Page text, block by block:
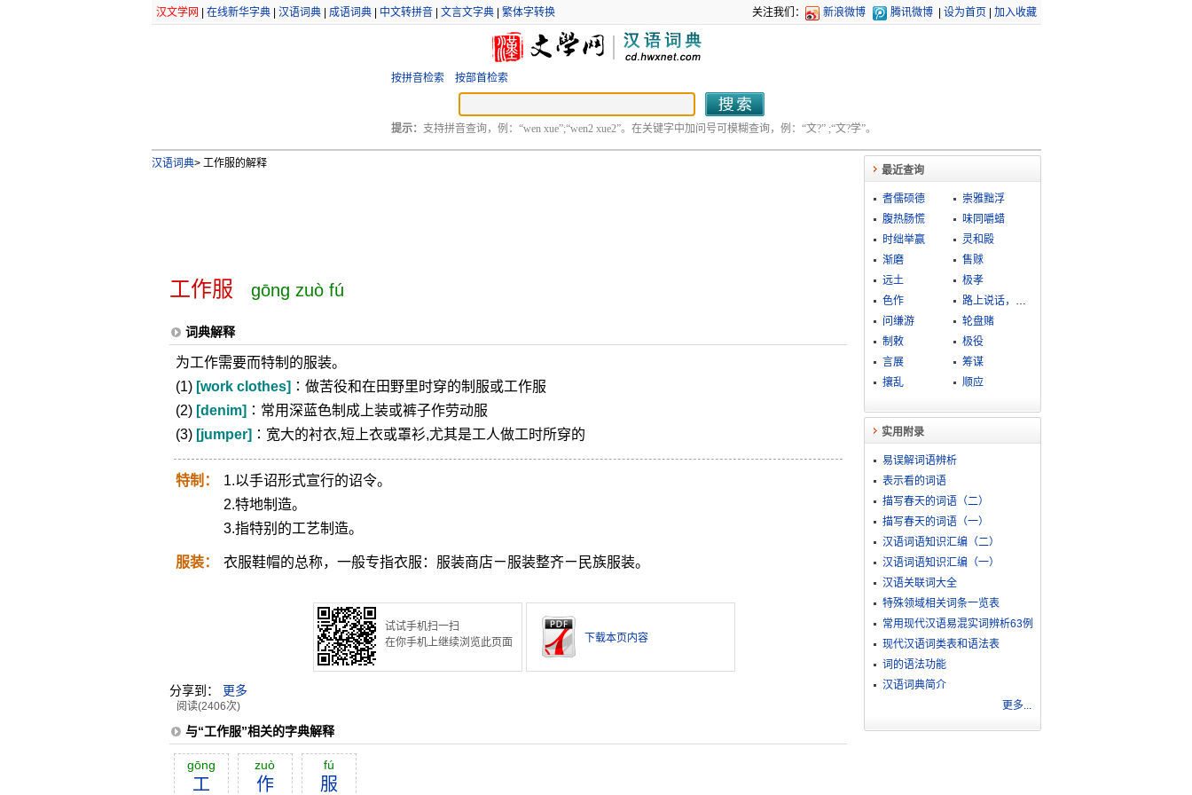
汉文学网 在线新华字典| 汉语词典| 成语词典| 中文转拼音| 文言文字典| 繁体字转换 关注我们： 新浪微博 腾讯微博 设为首页 加入收藏
按拼音检索 按部首检索
提示： 支持拼音查询，例：“wen xue”;“wen2 xue2”。在关键字中加问号可模糊查询，例：“文?” ;“文?学”。
汉语词典>工作服的解释
工作服 gōng zuò fú
词典解释
为工作需要而特制的服装。
(1) [work clothes] ∶做苦役和在田野里时穿的制服或工作服
(2) [denim] ∶常用深蓝色制成上装或裤子作劳动服
(3) [jumper] ∶宽大的衬衣,短上衣或罩衫,尤其是工人做工时所穿的
特制：
1.以手诏形式宣行的诏令。
2.特地制造。
3.指特别的工艺制造。
服装： 衣服鞋帽的总称，一般专指衣服：服装商店ㄧ服装整齐ㄧ民族服装。
试试手机扫一扫
在你手机上继续浏览此页面
下载本页内容
分享到： 更多
阅读(2406次)
与“工作服”相关的字典解释
gōng
工
zuò
作
fú
服
最近查询
耆儒硕德
崇雅黜浮
腹热肠慌
味同嚼蜡
时绌举赢
灵和殿
渐磨
售赇
远土
极孝
色作
路上说话，草里有人
问缣游
轮盘赌
制敕
极役
言展
筹谋
攘乱
顺应
实用附录
易误解词语辨析
表示看的词语
描写春天的词语（二）
描写春天的词语（一）
汉语词语知识汇编（二）
汉语词语知识汇编（一）
汉语关联词大全
特殊领域相关词条一览表
常用现代汉语易混实词辨析63例
现代汉语词类表和语法表
词的语法功能
汉语词典简介
更多...